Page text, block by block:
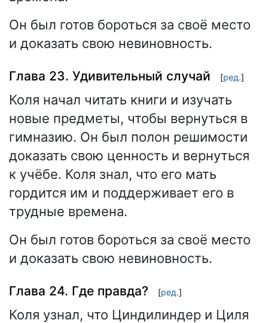
Он был готов бороться за своё место
и доказать свою невиновность.
Глава 23. Удивительный случай [ред.]
Коля начал читать книги и изучать
новые предметы, чтобы вернуться в
гимназию. Он был полон решимости
доказать свою ценность и вернуться
к учёбе. Коля знал, что его мать
гордится им и поддерживает его в
трудные времена.
Он был готов бороться за своё место
и доказать свою невиновность.
Глава 24. Где правда? [ред.]
Коля узнал, что Циндилиндер и Циля